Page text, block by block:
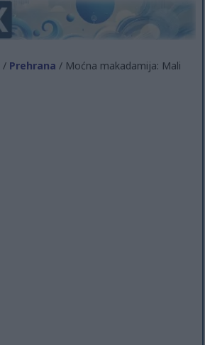
/ Prehrana / Moćna makadamija: Mali